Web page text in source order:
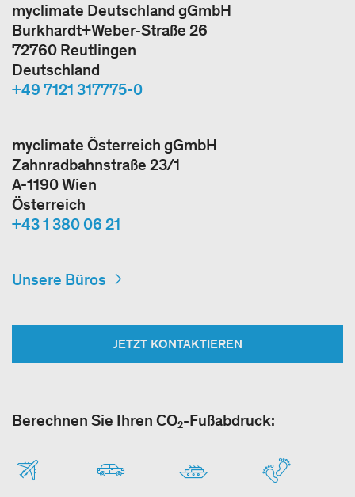
myclimate Deutschland gGmbH
Burkhardt+Weber-Straße 26
72760 Reutlingen
Deutschland
+49 7121 317775-0
myclimate Österreich gGmbH
Zahnradbahnstraße 23/1
A-1190 Wien
Österreich
+43 1 380 06 21
Unsere Büros
JETZT KONTAKTIEREN
Berechnen Sie Ihren CO₂-Fußabdruck: